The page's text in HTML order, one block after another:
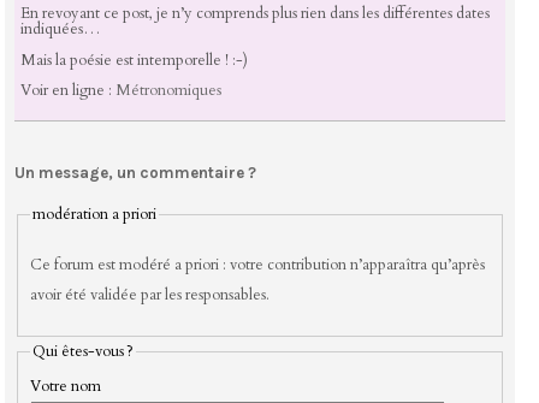
En revoyant ce post, je n’y comprends plus rien dans les différentes dates
indiquées…
Mais la poésie est intemporelle ! :-)
Voir en ligne : Métronomiques
Un message, un commentaire ?
modération a priori
Ce forum est modéré a priori : votre contribution n’apparaîtra qu’après
avoir été validée par les responsables.
Qui êtes-vous ?
Votre nom